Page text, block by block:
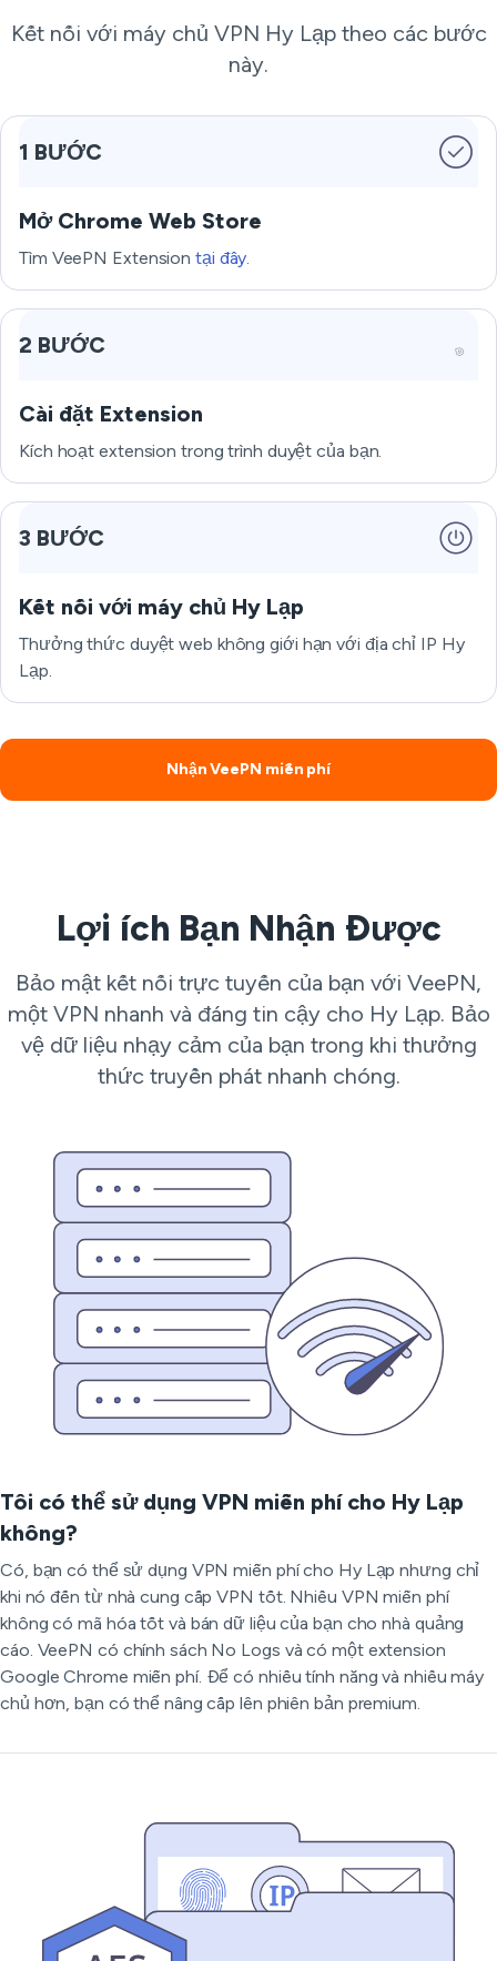
Kết nối với máy chủ VPN Hy Lạp theo các bước
này.
1 BƯỚC
Mở Chrome Web Store
Tìm VeePN Extension tại đây.
2 BƯỚC
Cài đặt Extension
Kích hoạt extension trong trình duyệt của bạn.
3 BƯỚC
Kết nối với máy chủ Hy Lạp
Thưởng thức duyệt web không giới hạn với địa chỉ IP Hy
Lạp.
Nhận VeePN miễn phí
Lợi ích Bạn Nhận Được
Bảo mật kết nối trực tuyến của bạn với VeePN,
một VPN nhanh và đáng tin cậy cho Hy Lạp. Bảo
vệ dữ liệu nhạy cảm của bạn trong khi thưởng
thức truyền phát nhanh chóng.
Tôi có thể sử dụng VPN miễn phí cho Hy Lạp
không?
Có, bạn có thể sử dụng VPN miễn phí cho Hy Lạp nhưng chỉ
khi nó đến từ nhà cung cấp VPN tốt. Nhiều VPN miễn phí
không có mã hóa tốt và bán dữ liệu của bạn cho nhà quảng
cáo. VeePN có chính sách No Logs và có một extension
Google Chrome miễn phí. Để có nhiều tính năng và nhiều máy
chủ hơn, bạn có thể nâng cấp lên phiên bản premium.